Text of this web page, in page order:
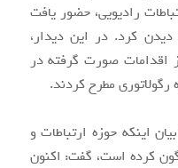
رادیویی، حضور یافت
کرد. در این دیدار،
اقدامات صورت گرفته در
مطرح کردند.
اینکه حوزه ارتباطات و
کرده است، گفت: اکنون